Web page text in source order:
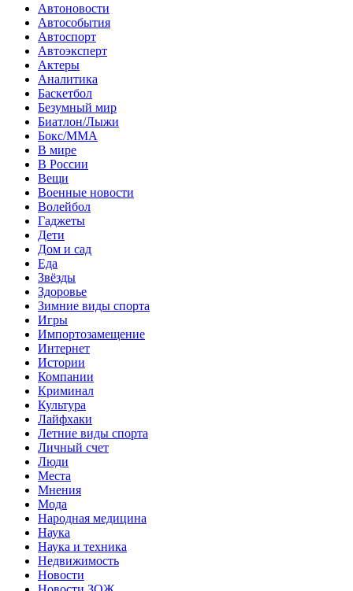
Автоновости
Автособытия
Автоспорт
Автоэксперт
Актеры
Аналитика
Баскетбол
Безумный мир
Биатлон/Лыжи
Бокс/MMA
В мире
В России
Вещи
Военные новости
Волейбол
Гаджеты
Дети
Дом и сад
Еда
Звёзды
Здоровье
Зимние виды спорта
Игры
Импортозамещение
Интернет
Истории
Компании
Криминал
Культура
Лайфхаки
Летние виды спорта
Личный счет
Люди
Места
Мнения
Мода
Народная медицина
Наука
Наука и техника
Недвижимость
Новости